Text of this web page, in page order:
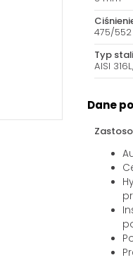
475/552
Typ
AISI
ASTM
170 N/
Dane